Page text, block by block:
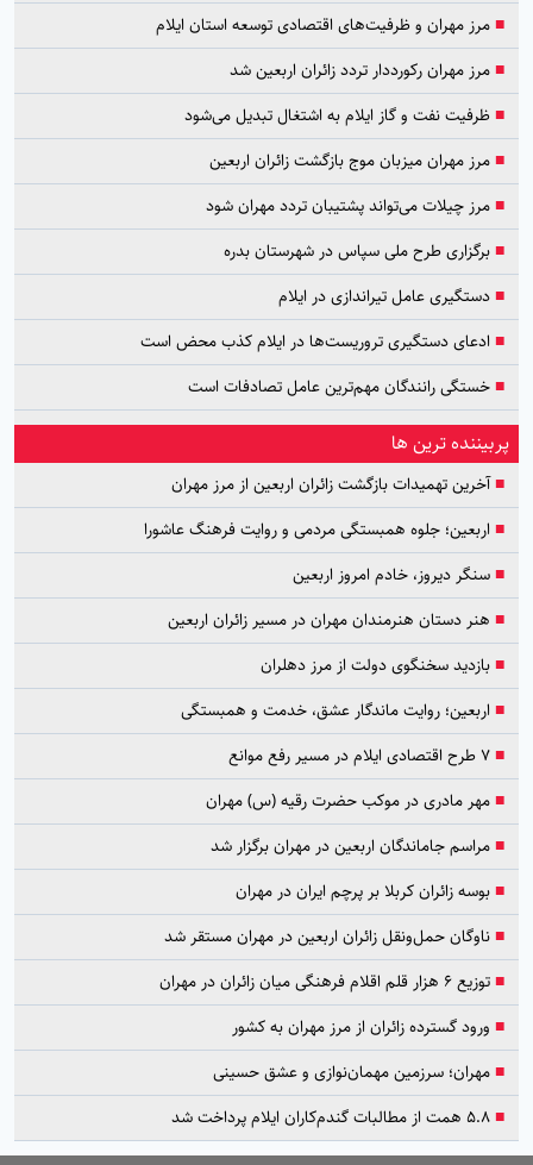
■مرز مهران و ظرفیت‌های اقتصادی توسعه استان ایلام
■مرز مهران رکورددار تردد زائران اربعین شد
■ظرفیت نفت و گاز ایلام به اشتغال تبدیل می‌شود
■مرز مهران میزبان موج بازگشت زائران اربعین
■مرز چیلات می‌تواند پشتیبان تردد مهران شود
■برگزاری طرح ملی سپاس در شهرستان بدره
■دستگیری عامل تیراندازی در ایلام
■ ادعای دستگیری تروریست‌ها در ایلام کذب محض است
■خستگی رانندگان مهم‌ترین عامل تصادفات است
پربیننده ترین ها
■آخرین تهمیدات بازگشت زائران اربعین از مرز مهران
■ اربعین؛ جلوه همبستگی مردمی و روایت فرهنگ عاشورا
■سنگر دیروز، خادم امروز اربعین
■ هنر دستان هنرمندان مهران در مسیر زائران اربعین
■بازدید سخنگوی دولت از مرز دهلران
■ اربعین؛ روایت ماندگار عشق، خدمت و همبستگی
■۷ طرح اقتصادی ایلام در مسیر رفع موانع
■مهر مادری در موکب حضرت رقیه (س) مهران
■مراسم جاماندگان اربعین در مهران برگزار شد
■بوسه زائران کربلا بر پرچم ایران در مهران
■ناوگان حمل‌ونقل زائران اربعین در مهران مستقر شد
■توزیع ۶ هزار قلم اقلام فرهنگی میان زائران در مهران
■ ورود گسترده زائران از مرز مهران به کشور
■مهران؛ سرزمین مهمان‌نوازی و عشق حسینی
■۵.۸ همت از مطالبات گندم‌کاران ایلام پرداخت شد